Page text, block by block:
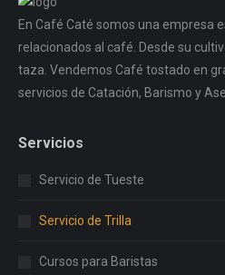
En Café Caté somos una empresa
relacionados al café. Desde su
taza. Vendemos Café tostado en
servicios de Catación, Barismo y
Servicios
Servicio de Tueste
Servicio de Trilla
Cursos para Baristas